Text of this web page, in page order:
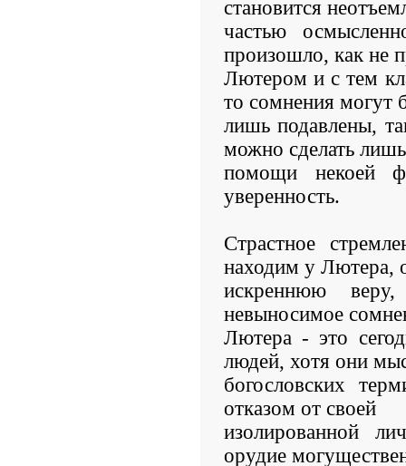
становится
частью
произошло, как не
Лютером и с тем
то сомнения могут
лишь подавлены,
можно сделать
помощи некоей
уверенность.
Страстное
находим у Лютера,
искреннюю
невыносимое
Лютера - это
людей, хотя они
богословских
отказом от своей
изолированной
орудие